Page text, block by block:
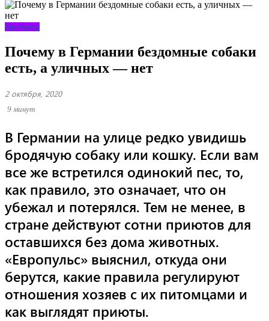
Евротренд
Почему в Германии бездомные собаки
есть, а уличных — нет
2 октября, 2020
9 минут
В Германии на улице редко увидишь
бродячую собаку или кошку. Если вам
все же встретился одинокий пес, то,
как правило, это означает, что он
убежал и потерялся. Тем не менее, в
стране действуют сотни приютов для
оставшихся без дома животных.
«Европульс» выяснил, откуда они
берутся, какие правила регулируют
отношения хозяев с их питомцами и
как выглядят приюты.